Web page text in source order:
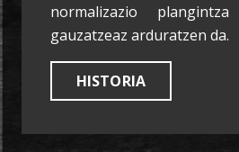
normalizazio
gauzatzeaz arduratzen da.
HISTORIA